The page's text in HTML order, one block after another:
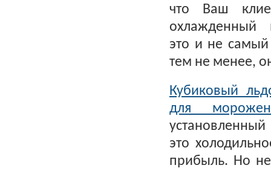
что Ваш
это и не самый
тем не менее,
Кубиковый
для
это
прибыль. Но